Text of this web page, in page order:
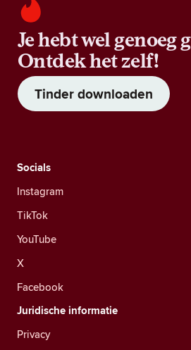
Je hebt wel genoeg
Ontdek het zelf!
Tinder downloaden
Socials
Instagram
TikTok
YouTube
X
Facebook
Juridische informatie
Privacy